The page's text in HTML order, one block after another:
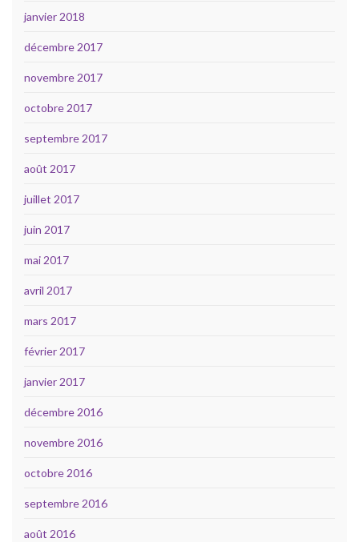
janvier 2018
décembre 2017
novembre 2017
octobre 2017
septembre 2017
août 2017
juillet 2017
juin 2017
mai 2017
avril 2017
mars 2017
février 2017
janvier 2017
décembre 2016
novembre 2016
octobre 2016
septembre 2016
août 2016